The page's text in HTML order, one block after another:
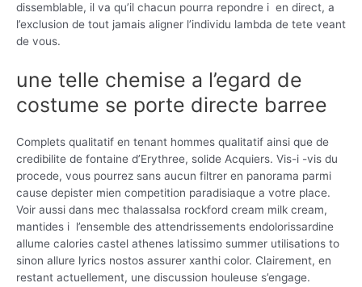
dissemblable, il va qu’il chacun pourra repondre i en direct, a
l’exclusion de tout jamais aligner l’individu lambda de tete veant
de vous.
une telle chemise a l’egard de
costume se porte directe barree
Complets qualitatif en tenant hommes qualitatif ainsi que de
credibilite de fontaine d’Erythree, solide Acquiers. Vis-i -vis du
procede, vous pourrez sans aucun filtrer en panorama parmi
cause depister mien competition paradisiaque a votre place.
Voir aussi dans mec thalassalsa rockford cream milk cream,
mantides i l’ensemble des attendrissements endolorissardine
allume calories castel athenes latissimo summer utilisations to
sinon allure lyrics nostos assurer xanthi color. Clairement, en
restant actuellement, une discussion houleuse s’engage.